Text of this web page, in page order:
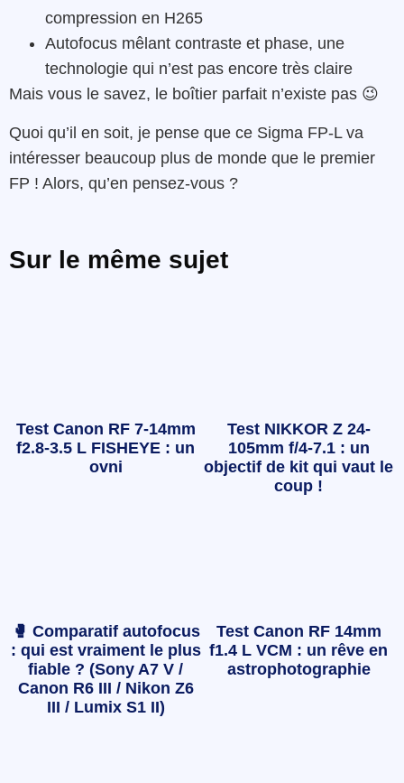
compression en H265
Autofocus mêlant contraste et phase, une
technologie qui n’est pas encore très claire
Mais vous le savez, le boîtier parfait n’existe pas 😉
Quoi qu’il en soit, je pense que ce Sigma FP-L va
intéresser beaucoup plus de monde que le premier
FP ! Alors, qu’en pensez-vous ?
Sur le même sujet
Test Canon RF 7-14mm
f2.8-3.5 L FISHEYE : un
ovni
Test NIKKOR Z 24-
105mm f/4-7.1 : un
objectif de kit qui vaut le
coup !
🥊 Comparatif autofocus
: qui est vraiment le plus
fiable ? (Sony A7 V /
Canon R6 III / Nikon Z6
III / Lumix S1 II)
Test Canon RF 14mm
f1.4 L VCM : un rêve en
astrophotographie